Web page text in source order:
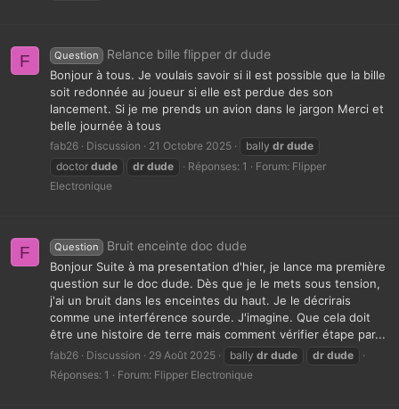
F Question Relance bille flipper dr dude
Bonjour à tous. Je voulais savoir si il est possible que la bille
soit redonnée au joueur si elle est perdue des son
lancement. Si je me prends un avion dans le jargon Merci et
belle journée à tous
fab26 Discussion 21 Octobre 2025 bally dr dude
doctor dude dr dude Réponses: 1 Forum: Flipper
Electronique
F Question Bruit enceinte doc dude
Bonjour Suite à ma presentation d'hier, je lance ma première
question sur le doc dude. Dès que je le mets sous tension,
j'ai un bruit dans les enceintes du haut. Je le décrirais
comme une interférence sourde. J'imagine. Que cela doit
être une histoire de terre mais comment vérifier étape par...
fab26 Discussion 29 Août 2025 bally dr dude dr dude
Réponses: 1
Forum: Flipper Electronique